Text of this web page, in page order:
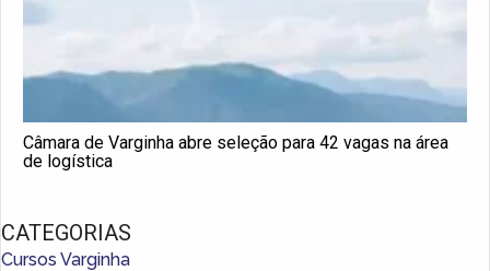
Câmara de Varginha abre seleção para 42 vagas na área
de logística
CATEGORIAS
Cursos Varginha